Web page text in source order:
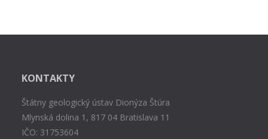
KONTAKTY
Štátny geologický ústav Dionýza Štúra
Mlynská dolina 1, 817 04 Bratislava 11
IČO: 31753604